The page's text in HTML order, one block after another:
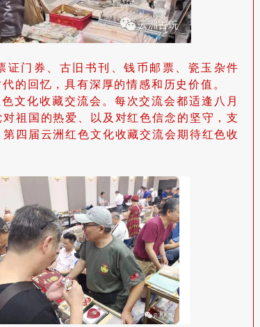
证门券、古旧书刊、钱币邮票、瓷玉杂件
的回忆，具有深厚的情感和历史价值。
文化收藏交流会。每次交流会都适逢八月
祖国的热爱、以及对红色信念的坚守，支
四届云洲红色文化收藏交流会期待红色收